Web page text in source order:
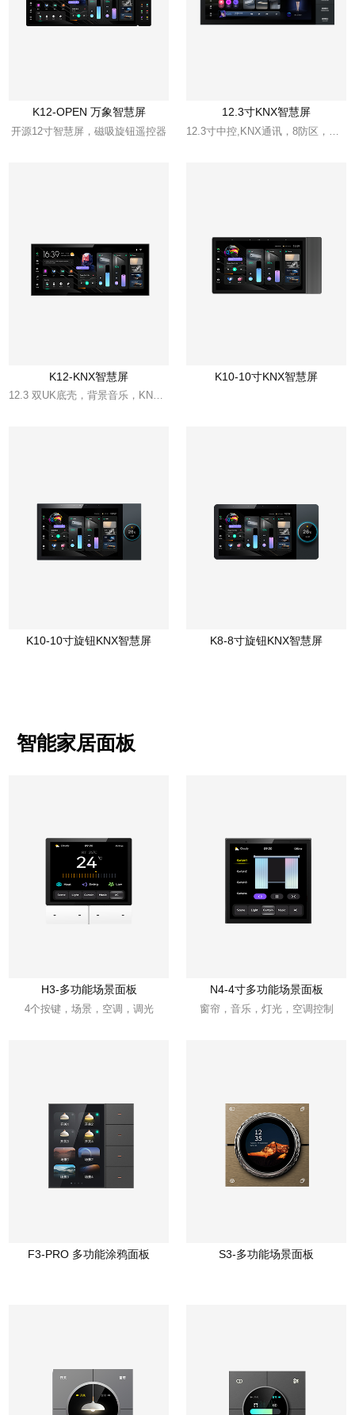
K12-OPEN 万象智慧屏
开源12寸智慧屏，磁吸旋钮遥控器
12.3寸KNX智慧屏
K12-KNX智慧屏
12.3 双UK底壳，背景音乐，KNX智慧屏
K10-10寸KNX智慧屏
K10-10寸旋钮KNX智慧屏 K8-8寸旋钮KNX智慧屏
智能家居面板
H3-多功能场景面板
4个按键，场景，空调，调光
N4-4寸多功能场景面板
窗帘，音乐，灯光，空调控制
F3-PRO 多功能涂鸦面板 S3-多功能场景面板